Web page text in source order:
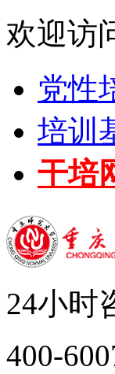
欢迎访
党性
培训
干培
24小时
400-